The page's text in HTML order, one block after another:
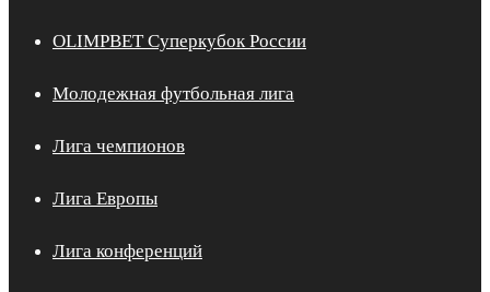
OLIMPBET Суперкубок России
Молодежная футбольная лига
Лига чемпионов
Лига Европы
Лига конференций